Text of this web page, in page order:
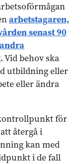
arbetstagaren,
senast 90
. Vid behov ska
utbildning eller
eller ändra
för
återgå i
kan med
i de fall